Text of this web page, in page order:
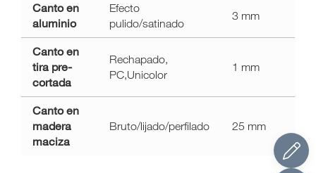
Canto en
aluminio
Efecto
pulido/satinado
3 mm
Canto en
tira pre-
cortada
Rechapado,
PC,Unicolor
1 mm
Canto en
madera
maciza
Bruto/lijado/perfilado 25 mm